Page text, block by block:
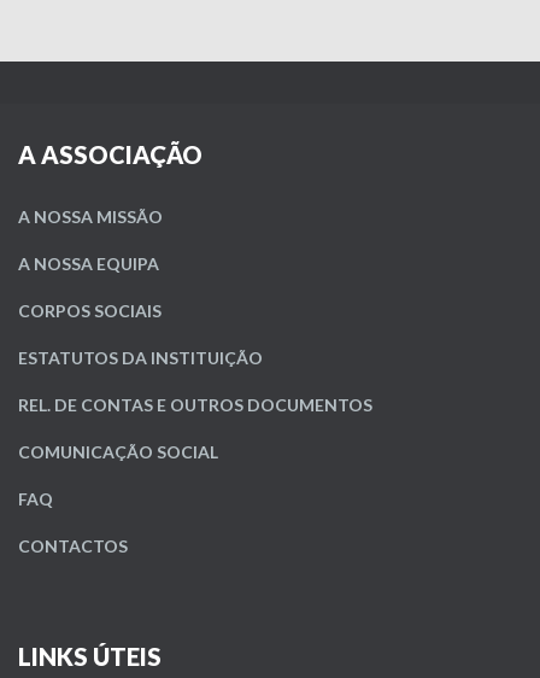
A ASSOCIAÇÃO
A NOSSA MISSÃO
A NOSSA EQUIPA
CORPOS SOCIAIS
ESTATUTOS DA INSTITUIÇÃO
REL. DE CONTAS E OUTROS DOCUMENTOS
COMUNICAÇÃO SOCIAL
FAQ
CONTACTOS
LINKS ÚTEIS